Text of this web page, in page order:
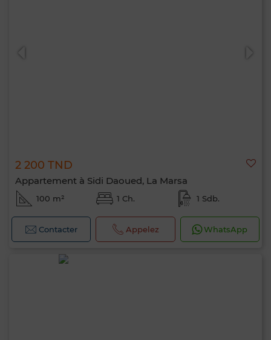
2 200 TND
Appartement à Sidi Daoued, La Marsa
100 m² 1 Ch. 1 Sdb.
Contacter Appelez WhatsApp